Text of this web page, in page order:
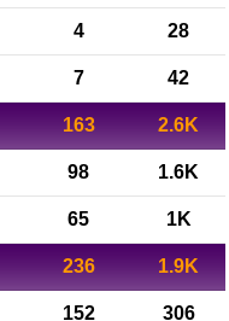
4 28
7 42
163 2.6K
98 1.6K
65 1K
236 1.9K
152 306